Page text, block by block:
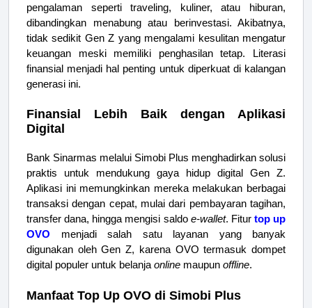
pengalaman seperti traveling, kuliner, atau hiburan,
dibandingkan menabung atau berinvestasi. Akibatnya,
tidak sedikit Gen Z yang mengalami kesulitan mengatur
keuangan meski memiliki penghasilan tetap. Literasi
finansial menjadi hal penting untuk diperkuat di kalangan
generasi ini.
Finansial Lebih Baik dengan Aplikasi
Digital
Bank Sinarmas melalui Simobi Plus menghadirkan solusi
praktis untuk mendukung gaya hidup digital Gen Z.
Aplikasi ini memungkinkan mereka melakukan berbagai
transaksi dengan cepat, mulai dari pembayaran tagihan,
transfer dana, hingga mengisi saldo e-wallet. Fitur top up
OVO
menjadi salah satu layanan yang banyak
digunakan oleh Gen Z, karena OVO termasuk dompet
digital populer untuk belanja online maupun offline.
Manfaat Top Up OVO di Simobi Plus